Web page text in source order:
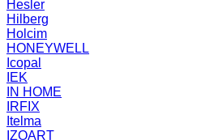
Hesler
Hilberg
Holcim
HONEYWELL
Icopal
IEK
IN HOME
IRFIX
Itelma
IZOART